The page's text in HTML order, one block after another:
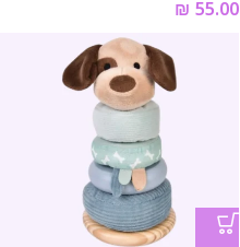
₪55.00